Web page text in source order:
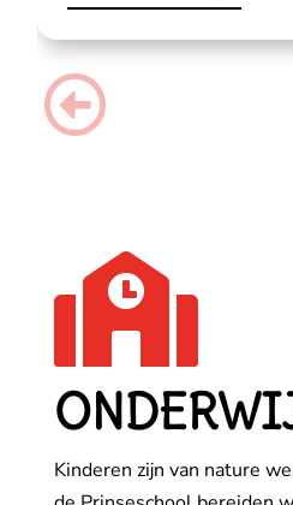

Kinderen zijn van nature